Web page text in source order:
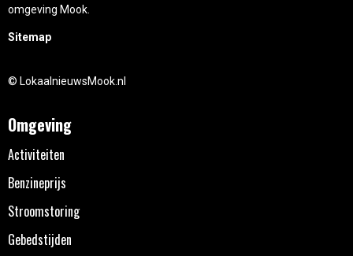
omgeving Mook.
Sitemap
© LokaalnieuwsMook.nl
Omgeving
Activiteiten
Benzineprijs
Stroomstoring
Gebedstijden